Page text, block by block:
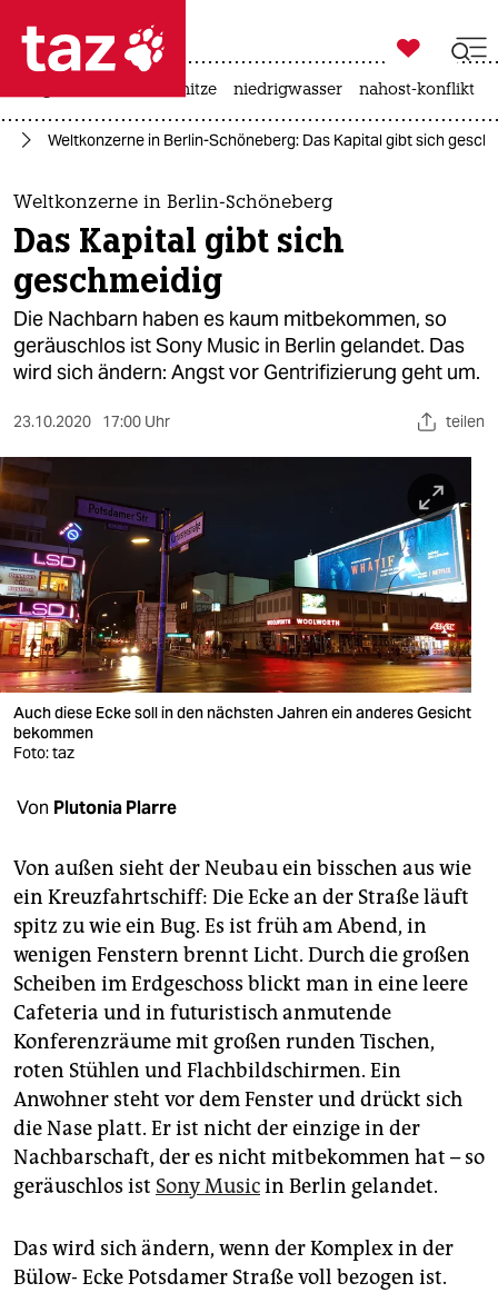
 taz zahl ich
taz zahl ich
themen
politik
öko
gesellschaft
sport
berlin
nord
wahrheit
verlag
verlag
veranstaltungen
unterstützen
abo
genossenschaft
epaper login

taz zahl ich
hitze niedrigwasser nahost-konflikt
Weltkonzerne in Berlin-Schöneberg: Das Kapital gibt sich
Weltkonzerne in Berlin-Schöneberg
Das Kapital gibt sich
geschmeidig
Die Nachbarn haben es kaum mitbekommen, so
geräuschlos ist Sony Music in Berlin gelandet. Das
wird sich ändern: Angst vor Gentrifizierung geht um.
23.10.2020 17:00 Uhr teilen
Auch diese Ecke soll in den nächsten Jahren ein anderes Gesicht
bekommen
Foto: taz
Von Plutonia Plarre
Von außen sieht der Neubau ein bisschen aus wie
ein Kreuzfahrtschiff: Die Ecke an der Straße läuft
spitz zu wie ein Bug. Es ist früh am Abend, in
wenigen Fenstern brennt Licht. Durch die großen
Scheiben im Erdgeschoss blickt man in eine leere
Cafeteria und in futuristisch anmutende
Konferenzräume mit großen runden Tischen,
roten Stühlen und Flachbildschirmen. Ein
Anwohner steht vor dem Fenster und drückt sich
die Nase platt. Er ist nicht der einzige in der
Nachbarschaft, der es nicht mitbekommen hat – so
geräuschlos ist Sony Musicin Berlin gelandet.
Das wird sich ändern, wenn der Komplex in der
Bülow- Ecke Potsdamer Straße voll bezogen ist.